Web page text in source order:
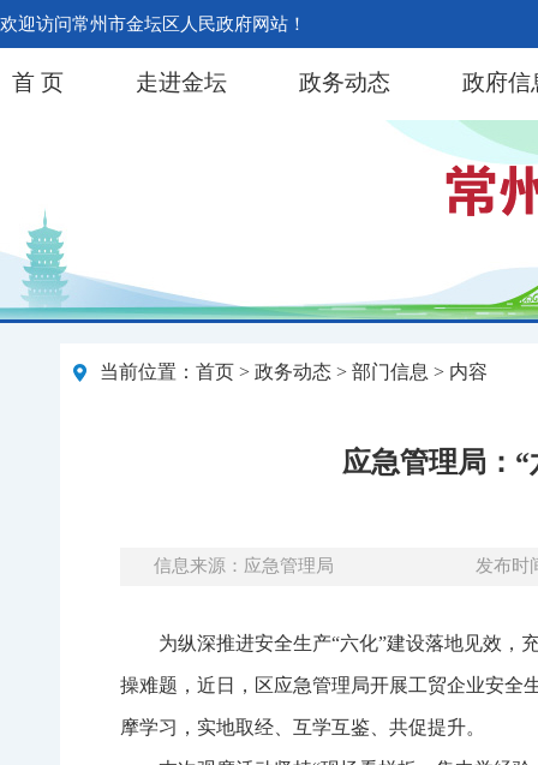
欢迎访问常州市金坛区人民政府网站！
首 页 走进金坛 政务动态 政府信
当前位置： 首页 > 政务动态 > 部门信息 > 内容
应急管理局：
信息来源：应急管理局 发布时
为纵深推进安全生产“六化”建设落地见效，
操难题，近日，区应急管理局开展工贸企业安全
摩学习，实地取经、互学互鉴、共促提升。